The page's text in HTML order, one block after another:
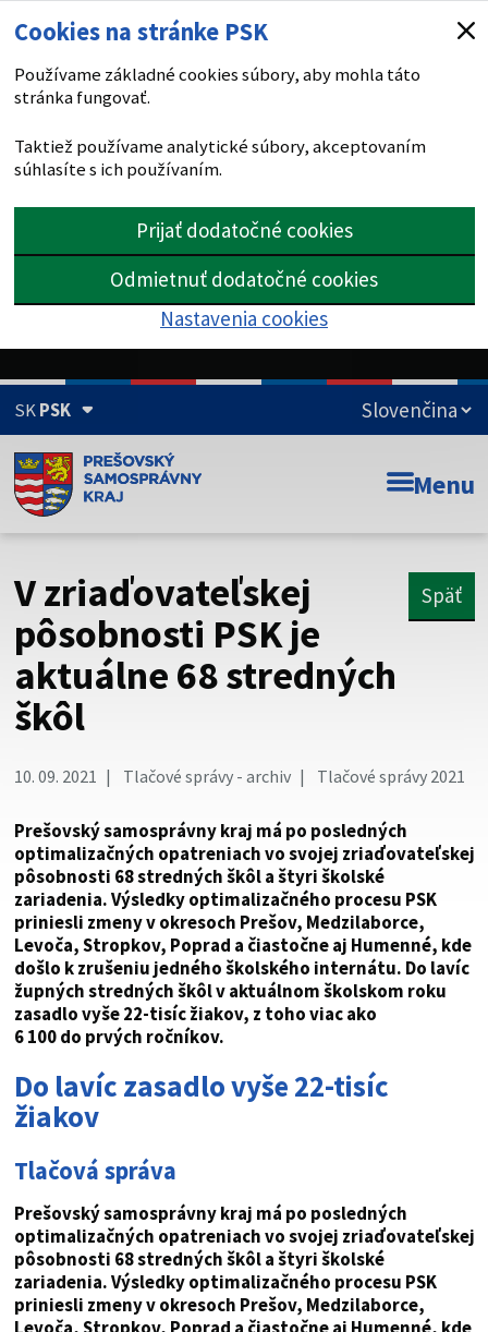
Cookies na stránke PSK
Používame základné cookies súbory, aby mohla táto
stránka fungovať.
Taktiež používame analytické súbory, akceptovaním
súhlasíte s ich používaním.
Prijať dodatočné cookies
Odmietnuť dodatočné cookies
Nastavenia cookies
SKPSK
Doména psk.sk je oficiálna
Toto je oficiálna webová stránka Prešovského
Táto stránka je zabezpečená
Buďte pozorní a vždy sa uistite, že zdieľate informácie iba
cez zabezpečenú webovú stránku. Zabezpečená stránka
vždy začína https:// pred názvom domény webového sídla.
Menu
V zriaďovateľskej
pôsobnosti PSK je
aktuálne 68 stredných
škôl
Späť
10. 09. 2021 Tlačové správy - archiv Tlačové správy 2021
Prešovský samosprávny kraj má po posledných
optimalizačných opatreniach vo svojej zriaďovateľskej
pôsobnosti 68 stredných škôl a štyri školské
zariadenia. Výsledky optimalizačného procesu PSK
priniesli zmeny v okresoch Prešov, Medzilaborce,
Levoča, Stropkov, Poprad a čiastočne aj Humenné, kde
došlo k zrušeniu jedného školského internátu. Do lavíc
župných stredných škôl v aktuálnom školskom roku
zasadlo vyše 22-tisíc žiakov, z toho viac ako
6 100 do prvých ročníkov.
Do lavíc zasadlo vyše 22-tisíc
žiakov
Tlačová správa
Prešovský samosprávny kraj má po posledných
optimalizačných opatreniach vo svojej zriaďovateľskej
pôsobnosti 68 stredných škôl a štyri školské
zariadenia. Výsledky optimalizačného procesu PSK
priniesli zmeny v okresoch Prešov, Medzilaborce,